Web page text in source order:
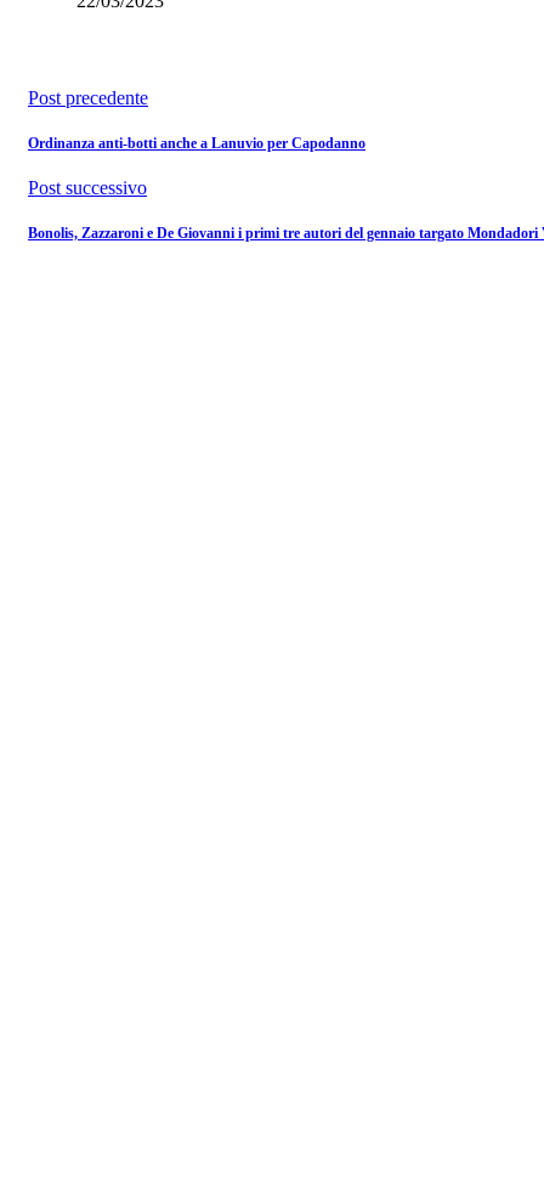
Post precedente
Ordinanza anti-botti anche a Lanuvio per Capodanno
Post successivo
Bonolis, Zazzaroni e De Giovanni i primi tre autori del gennaio targato Mondadori